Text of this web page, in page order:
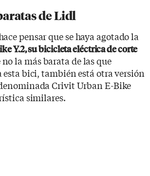
de Lidl
pensar que se haya agotado la
Y.2, su bicicleta eléctrica de corte
la más barata de las que
esta bici, también está otra versión
Crivit Urban E-Bike
similares.